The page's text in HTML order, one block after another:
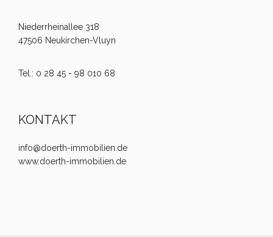
Niederrheinallee 318
47506 Neukirchen-Vluyn
Tel.: 0 28 45 - 98 010 68
KONTAKT
info@doerth-immobilien.de
www.doerth-immobilien.de